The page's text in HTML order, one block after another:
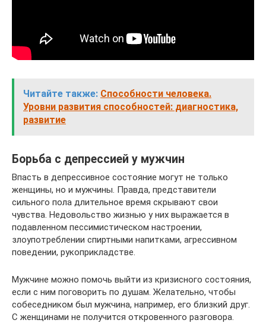
Читайте также: Способности человека.
Уровни развития способностей: диагностика,
развитие
Борьба с депрессией у мужчин
Впасть в депрессивное состояние могут не только
женщины, но и мужчины. Правда, представители
сильного пола длительное время скрывают свои
чувства. Недовольство жизнью у них выражается в
подавленном пессимистическом настроении,
злоупотреблении спиртными напитками, агрессивном
поведении, рукоприкладстве.
Мужчине можно помочь выйти из кризисного состояния,
если с ним поговорить по душам. Желательно, чтобы
собеседником был мужчина, например, его близкий друг.
С женщинами не получится откровенного разговора.